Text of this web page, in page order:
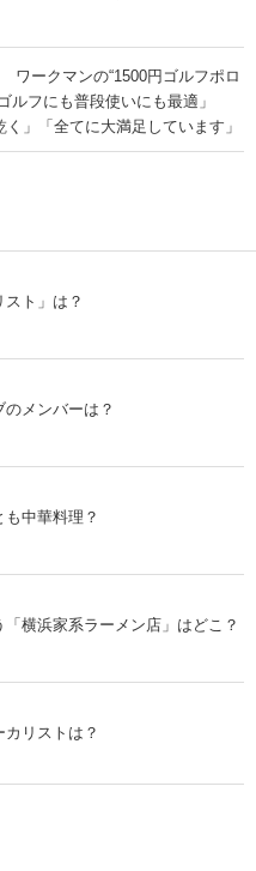
ワークマンの“1500円ゴルフポロ
フにも普段使いにも最適」
く」「全てに大満足しています」
ト」は？
メンバーは？
中華料理？
横浜家系ラーメン店」はどこ？
リストは？